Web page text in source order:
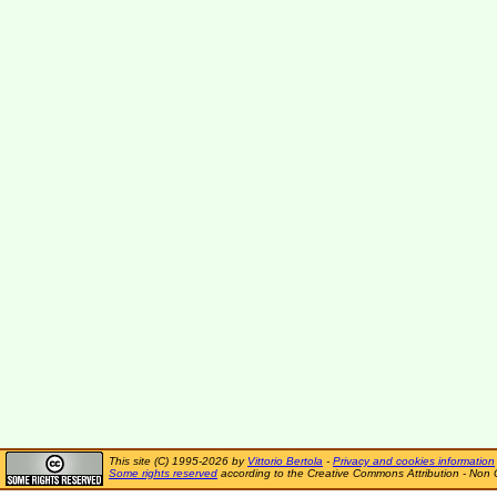
This site (C) 1995-2026 by Vittorio Bertola - Privacy and cookies information
Some rights reserved according to the Creative Commons Attribution - Non